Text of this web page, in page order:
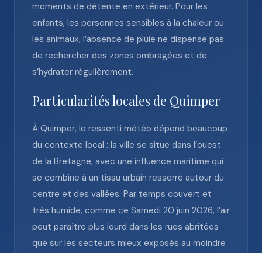
moments de détente en extérieur. Pour les
enfants, les personnes sensibles à la chaleur ou
les animaux, l’absence de pluie ne dispense pas
de rechercher des zones ombragées et de
s’hydrater régulièrement.
Particularités locales de Quimper
À Quimper, le ressenti météo dépend beaucoup
du contexte local : la ville se situe dans l’ouest
de la Bretagne, avec une influence maritime qui
se combine à un tissu urbain resserré autour du
centre et des vallées. Par temps couvert et
très humide, comme ce Samedi 20 juin 2026, l’air
peut paraître plus lourd dans les rues abritées
que sur les secteurs mieux exposés au moindre